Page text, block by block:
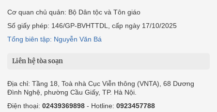
Cơ quan chủ quản: Bộ Dân tộc và Tôn giáo
Số giấy phép: 146/GP-BVHTTDL, cấp ngày 17/10/2025
Tổng biên tập: Nguyễn Văn Bá
Liên hệ tòa soạn
Địa chỉ: Tầng 18, Toà nhà Cục Viễn thông (VNTA), 68 Dương
Đình Nghệ, phường Cầu Giấy, TP. Hà Nội.
Điện thoại: 02439369898 - Hotline: 0923457788